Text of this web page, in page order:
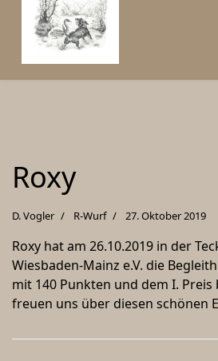
Roxy
D. Vogler R-Wurf 27. Oktober 2019
Roxy hat am 26.10.2019 in der
Wiesbaden-Mainz e.V. die
mit 140 Punkten und dem I. Preis
freuen uns über diesen schönen